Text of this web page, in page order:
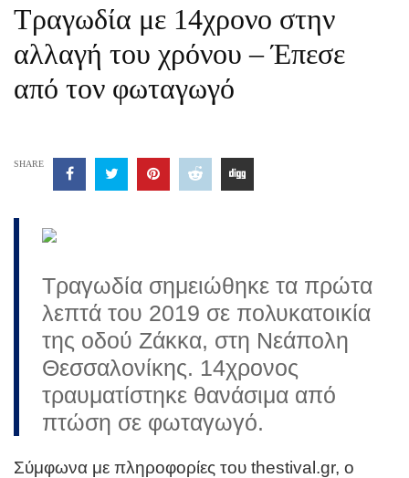
Τραγωδία με 14χρονο στην
αλλαγή του χρόνου – Έπεσε
από τον φωταγωγό
SHARE
Τραγωδία σημειώθηκε τα πρώτα
λεπτά του 2019 σε πολυκατοικία
της οδού Ζάκκα, στη Νεάπολη
Θεσσαλονίκης. 14χρονος
τραυματίστηκε θανάσιμα από
πτώση σε φωταγωγό.
Σύμφωνα με πληροφορίες του thestival.gr, ο